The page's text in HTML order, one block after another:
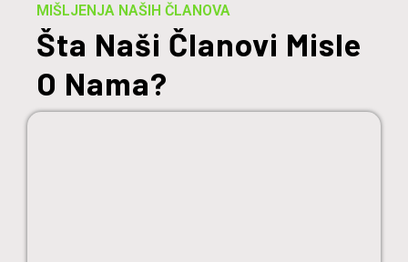
MIŠLJENJA NAŠIH ČLANOVA
Šta Naši Članovi Misle
O Nama?